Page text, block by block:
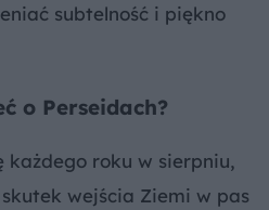
subtelność i piękno
o Perseidach?
każdego roku w sierpniu,
wejścia Ziemi w pas